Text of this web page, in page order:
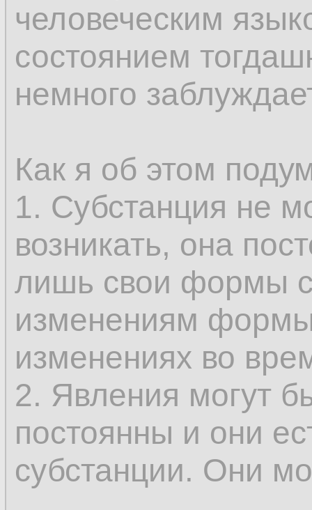
Поэтому
только у
возникновение и
составляющее
не может быть
так как именно
возможным
одного состояния
бытию, которые,
эмпирически
как сменяющиеся
сохраняется.
существовать
человеческим
состоянием
немного
Как я об этом
1. Субстанция не
возникать, она
лишь свои формы
изменениям
изменениях во
2. Явления могут
постоянны и они
субстанции. Они